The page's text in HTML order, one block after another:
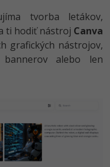
tvorba letákov,
ti hodiť nástroj Canva
grafických nástrojov,
alebo len